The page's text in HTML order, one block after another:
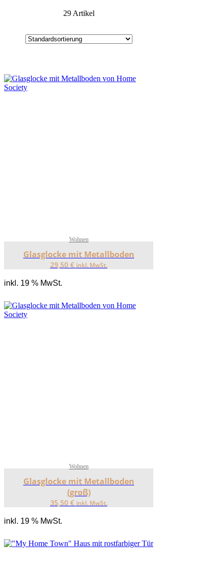
29 Artikel
Wohnen
Glasglocke mit Metallboden
29,50 € inkl. MwSt.
inkl. 19 % MwSt.
Wohnen
Glasglocke mit Metallboden
(groß)
35,50 € inkl. MwSt.
inkl. 19 % MwSt.